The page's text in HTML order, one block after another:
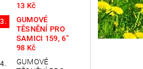
13 Kč
GUMOVÉ
TĚSNĚNÍ PRO
SAMICI 159, 6"
98 Kč
GUMOVÉ